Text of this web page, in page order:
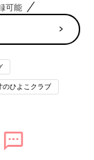
の?｣とお嘆きの
。
ります｣
嫌がる原因を探
置いたり、ステ
可能
のひよこクラブ